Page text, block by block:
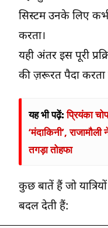
सिस्टम उनके लिए
करता।
यही अंतर इस पूरी
की ज़रूरत पैदा करता
यह भी पढ़ें:प्रियंका
‘मंदाकिनी’, राजामौली
तगड़ा तोहफा
कुछ बातें हैं जो
बदल देती हैं: